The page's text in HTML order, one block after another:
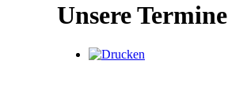
Unsere Termine